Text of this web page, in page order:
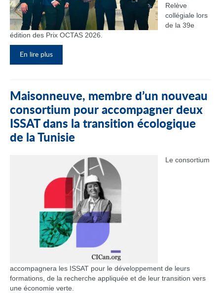
Relève
collégiale lors
de la 39e
édition des Prix OCTAS 2026.
En lire plus
Maisonneuve, membre d’un nouveau
consortium pour accompagner deux
ISSAT dans la transition écologique
de la Tunisie
Le consortium
accompagnera les ISSAT pour le développement de leurs
formations, de la recherche appliquée et de leur transition vers
une économie verte.